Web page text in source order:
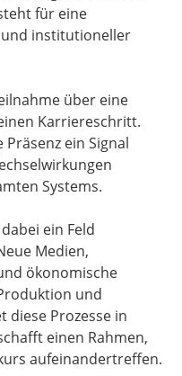
für eine
institutioneller
über eine
Karriereschritt.
ein Signal
Systems.
ein Feld
Medien,
ökonomische
und
diese Prozesse in
einen Rahmen,
aufeinandertreffen.